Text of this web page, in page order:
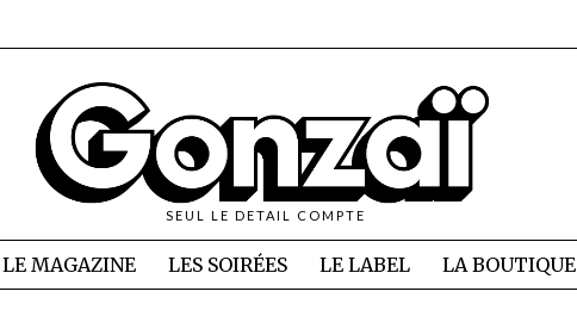
SEUL LE DETAIL COMPTE
LE MAGAZINE LES SOIRÉES LE LABEL LA BOUTIQUE